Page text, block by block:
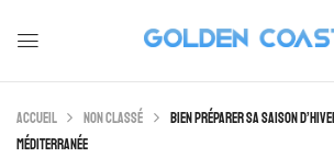
Accueil Non classé
Bien préparer sa saison
Méditerranée